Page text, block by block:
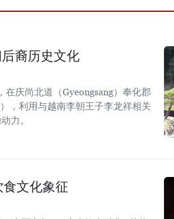
裔历史文化
庆尚北道（Gyeongsang）奉化郡
，利用与越南李朝王子李龙祥相关
力。
文化象征